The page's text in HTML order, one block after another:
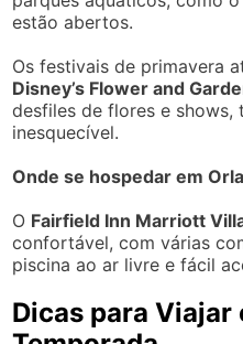
estão abertos.
Os festivais de primavera
Disney’s Flower and
desfiles de flores e shows,
inesquecível.
Onde se hospedar em
O Fairfield Inn Marriott
confortável, com várias
piscina ao ar livre e fácil
Dicas para Viajar